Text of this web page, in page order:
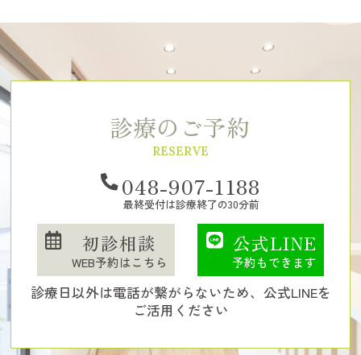
診療のご予約
RESERVE
048-907-1188
最終受付は診療終了の30分前
初診相談
WEB予約はこちら
公式LINE
予約もできます
診療日以外は電話が繋がらないため、公式LINEを
ご活用ください